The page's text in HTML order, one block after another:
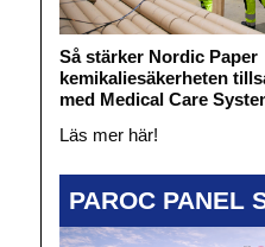
Så stärker Nordic Paper
kemikaliesäkerheten
med Medical Care
Läs mer här!
PAROC PANEL